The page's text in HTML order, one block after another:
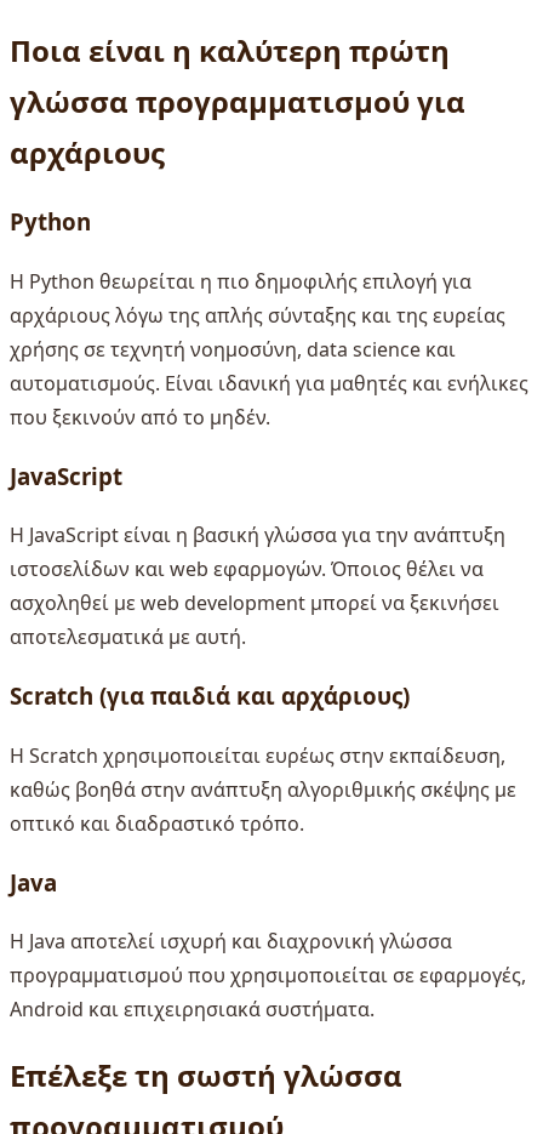
Ποια είναι η καλύτερη πρώτη
γλώσσα προγραμματισμού για
αρχάριους
Python
Η Python θεωρείται η πιο δημοφιλής επιλογή για
αρχάριους λόγω της απλής σύνταξης και της ευρείας
χρήσης σε τεχνητή νοημοσύνη, data science και
αυτοματισμούς. Είναι ιδανική για μαθητές και ενήλικες
που ξεκινούν από το μηδέν.
JavaScript
Η JavaScript είναι η βασική γλώσσα για την ανάπτυξη
ιστοσελίδων και web εφαρμογών. Όποιος θέλει να
ασχοληθεί με web development μπορεί να ξεκινήσει
αποτελεσματικά με αυτή.
Scratch (για παιδιά και αρχάριους)
Η Scratch χρησιμοποιείται ευρέως στην εκπαίδευση,
καθώς βοηθά στην ανάπτυξη αλγοριθμικής σκέψης με
οπτικό και διαδραστικό τρόπο.
Java
Η Java αποτελεί ισχυρή και διαχρονική γλώσσα
προγραμματισμού που χρησιμοποιείται σε εφαρμογές,
Android και επιχειρησιακά συστήματα.
Επέλεξε τη σωστή γλώσσα